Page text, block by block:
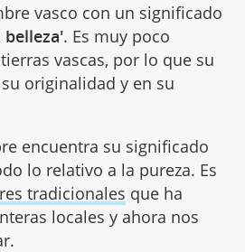
vasco con un significado
belleza'. Es muy poco
vascas, por lo que su
originalidad y en su
encuentra su significado
lo relativo a la pureza. Es
tradicionales que ha
locales y ahora nos